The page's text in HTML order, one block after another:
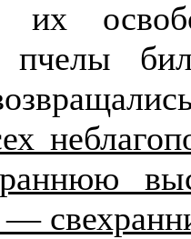
их
пчелы
раннюю